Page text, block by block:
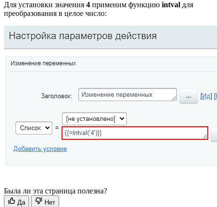
Для установки значения 4 применим функцию intval для
преобразования в целое число:
Была ли эта страница полезна?
Да Нет